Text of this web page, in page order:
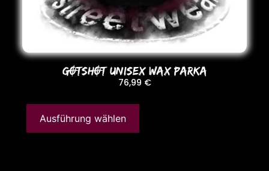
GOTSHOT UNISEX WAX PARKA
76,99 €
Ausführung wählen